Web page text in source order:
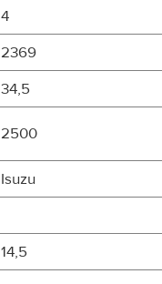
4
2369
34,5
2500
Isuzu
14,5